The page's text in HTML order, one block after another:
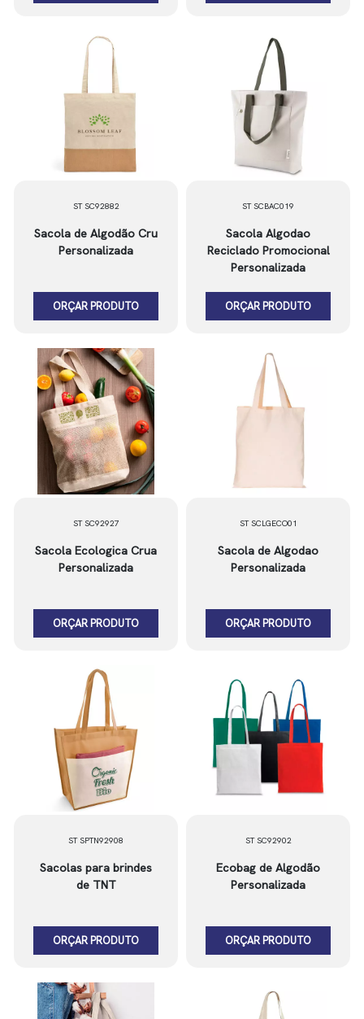
ST SC92882
Sacola de Algodão Cru
Personalizada
ORÇAR PRODUTO
ST SCBAC019
Sacola Algodao
Reciclado Promocional
Personalizada
ORÇAR PRODUTO
ST SC92927
Sacola Ecologica Crua
Personalizada
ORÇAR PRODUTO
ST SCLGECO01
Sacola de Algodao
Personalizada
ORÇAR PRODUTO
ST SPTN92908
Sacolas para brindes
de TNT
ORÇAR PRODUTO
ST SC92902
Ecobag de Algodão
Personalizada
ORÇAR PRODUTO